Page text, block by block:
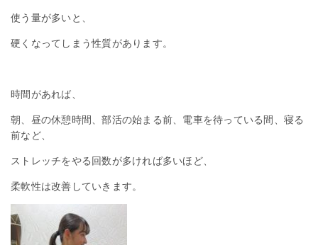
使う量が多いと、
硬くなってしまう性質があります。
時間があれば、
朝、昼の休憩時間、部活の始まる前、電車を待っている間、寝る
前など、
ストレッチをやる回数が多ければ多いほど、
柔軟性は改善していきます。